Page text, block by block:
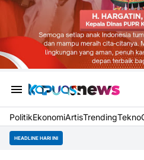
PolitikEkonomiArtisTrendingTekno
HEADLINE HARI INI Festival Literasi